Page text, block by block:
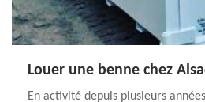
Louer une benne chez
En activité depuis plusieurs